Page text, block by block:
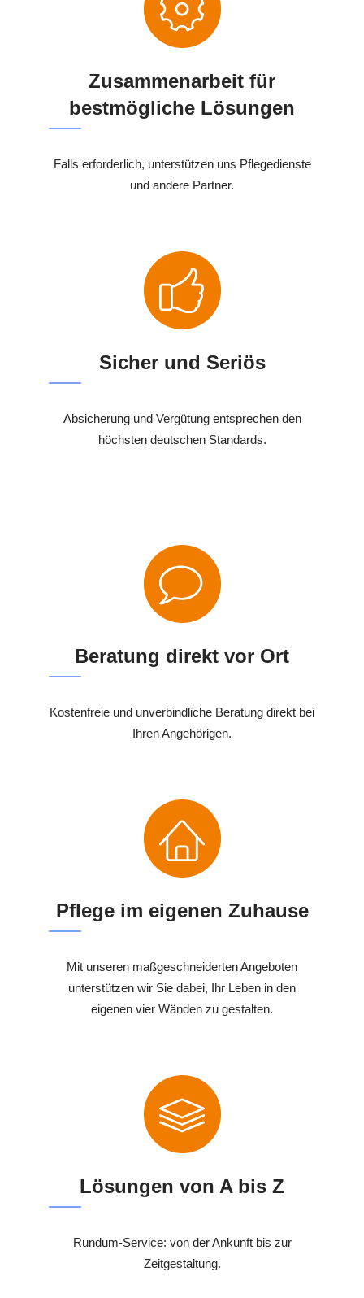
Zusammenarbeit für
bestmögliche Lösungen
Falls erforderlich, unterstützen uns Pflegedienste
und andere Partner.
Sicher und Seriös
Absicherung und Vergütung entsprechen den
höchsten deutschen Standards.
Beratung direkt vor Ort
Kostenfreie und unverbindliche Beratung direkt bei
Ihren Angehörigen.
Pflege im eigenen Zuhause
Mit unseren maßgeschneiderten Angeboten
unterstützen wir Sie dabei, Ihr Leben in den
eigenen vier Wänden zu gestalten.
Lösungen von A bis Z
Rundum-Service: von der Ankunft bis zur
Zeitgestaltung.